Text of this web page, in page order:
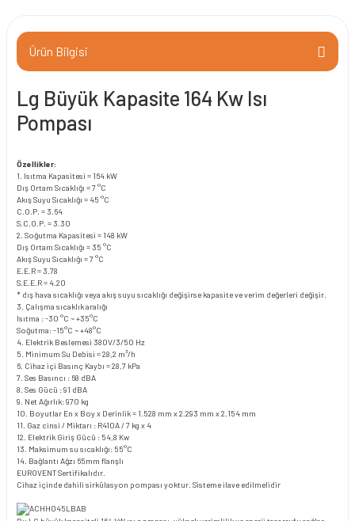
Ürün Bilgisi
Lg Büyük Kapasite 164 Kw Isı
Pompası
Özellikler:
1. Isıtma Kapasitesi = 164 kW
Dış Ortam Sıcaklığı = 7 °C
Akış Suyu Sıcaklığı = 45 °C
C.O.P. = 3.64
S.C.O.P. = 3.30
2. Soğutma Kapasitesi = 148 kW
Dış Ortam Sıcaklığı = 35 °C
Akış Suyu Sıcaklığı = 7 °C
E.E.R = 3.78
S.E.E.R = 4.20
* dış hava sıcaklığı veya akış suyu sıcaklığı değişirse kapasite ve verim değerleri değişir.
3. Çalışma sıcaklık aralığı
Isıtma : -30 °C ~ +35°C
Soğutma: -15°C ~ +48°C
4. Elektrik Beslemesi 380V/3/50 Hz
5. Minimum Su Debisi = 28,2 m³/h
6. Cihaz içi Basınç Kaybı = 28,7 kPa
7. Ses Basıncı : 68 dBA
8. Ses Gücü : 91 dBA
9. Net Ağırlık: 970 kg
10. Boyutlar En x Boy x Derinlik = 1.528 mm x 2.293 mm x 2.154 mm
11. Gaz cinsi / Miktarı : R410A / 7 kg x 4
12. Elektrik Giriş Gücü : 54,8 Kw
13. Maksimum su sıcaklığı: 55°C
14. Bağlantı Ağzı 65mm flanşlı
EUROVENT Sertifikalıdır.
Cihaz içinde dahili sirkülasyon pompası yoktur. Sisteme ilave edilmelidir